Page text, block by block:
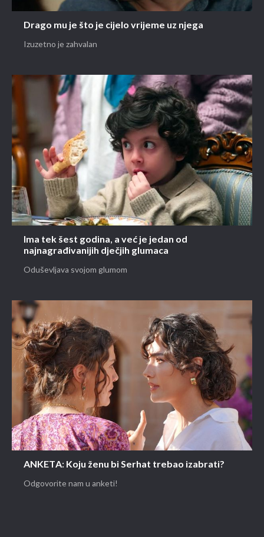
Drago mu je što je cijelo vrijeme uz njega
Izuzetno je zahvalan
Ima tek šest godina, a već je jedan od
najnagrađivanijih dječjih glumaca
Oduševljava svojom glumom
ANKETA: Koju ženu bi Serhat trebao izabrati?
Odgovorite nam u anketi!